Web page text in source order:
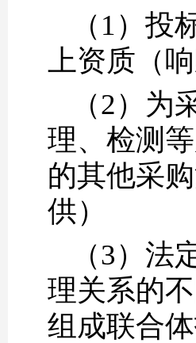
（1）
上资质（
（2）
理、检测
的其他采
供）
（3）
理关系的
组成联合